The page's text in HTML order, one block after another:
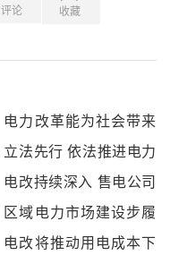
评论 收藏
电力改革能为社会带来
些什么？
立法先行 依法推进电力
改革
电改持续深入 售电公司
产品和服务形态发展多
元化
区域电力市场建设步履
缓慢 省间利益分配成最
电改将推动用电成本下